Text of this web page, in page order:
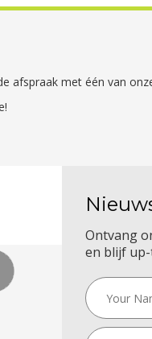
afspraak met één van
Ontvang
en blijf